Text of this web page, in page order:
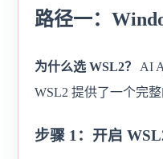
路径一：
为什么选 WSL2？
AI
WSL2 提供了一个完
步骤 1：开启